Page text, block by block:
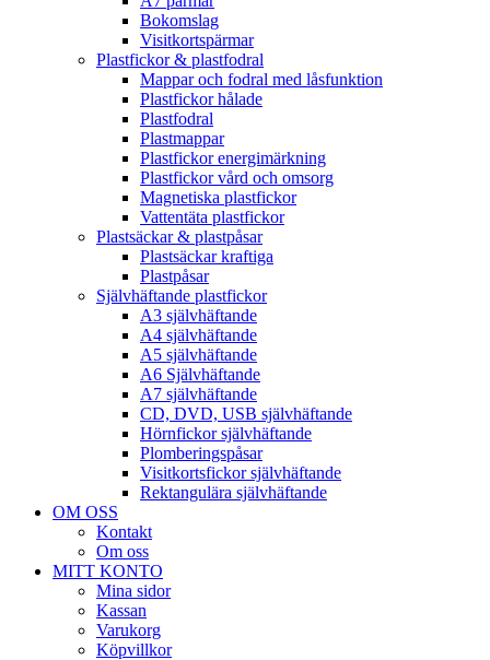
Bokomslag
Visitkortspärmar
Plastfickor & plastfodral
Mappar och fodral med låsfunktion
Plastfickor hålade
Plastfodral
Plastmappar
Plastfickor energimärkning
Plastfickor vård och omsorg
Magnetiska plastfickor
Vattentäta plastfickor
Plastsäckar & plastpåsar
Plastsäckar kraftiga
Plastpåsar
Självhäftande plastfickor
A3 självhäftande
A4 självhäftande
A5 självhäftande
A6 Självhäftande
A7 självhäftande
CD, DVD, USB självhäftande
Hörnfickor självhäftande
Plomberingspåsar
Visitkortsfickor självhäftande
Rektangulära självhäftande
OM OSS
Kontakt
Om oss
MITT KONTO
Mina sidor
Kassan
Varukorg
Köpvillkor